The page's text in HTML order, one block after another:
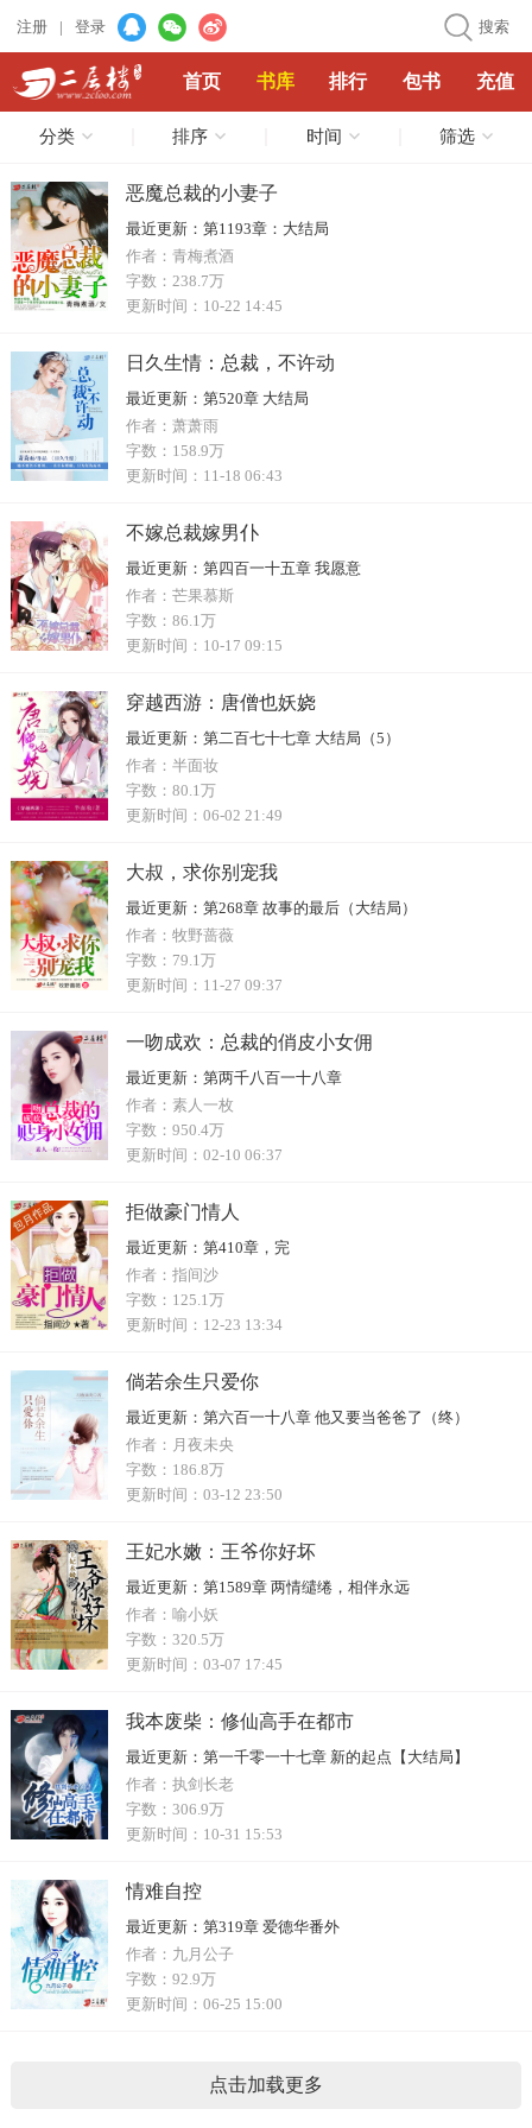
注册 | 登录 搜索
首页 书库 排行 包书 充值
分类 排序 时间 筛选
恶魔总裁的小妻子
最近更新： 第1193章：大结局
作者： 青梅煮酒
字数： 238.7万
更新时间： 10-22 14:45
日久生情：总裁，不许动
最近更新：
第520章 大结局
作者： 萧萧雨
字数： 158.9万
更新时间： 11-18 06:43
不嫁总裁嫁男仆
最近更新： 第四百一十五章 我愿意
作者： 芒果慕斯
字数： 86.1万
更新时间： 10-17 09:15
穿越西游：唐僧也妖娆
最近更新： 第二百七十七章 大结局（5）
作者： 半面妆
字数： 80.1万
更新时间： 06-02 21:49
大叔，求你别宠我
最近更新： 第268章 故事的最后（大结局）
作者： 牧野蔷薇
字数： 79.1万
更新时间： 11-27 09:37
一吻成欢：总裁的俏皮小女佣
最近更新： 第两千八百一十八章
作者： 素人一枚
字数： 950.4万
更新时间： 02-10 06:37
拒做豪门情人
最近更新： 第410章，完
作者： 指间沙
字数： 125.1万
更新时间： 12-23 13:34
倘若余生只爱你
最近更新： 第六百一十八章 他又要当爸爸了（终）
作者： 月夜未央
字数： 186.8万
更新时间： 03-12 23:50
王妃水嫩：王爷你好坏
最近更新： 第1589章 两情缱绻，相伴永远
作者： 喻小妖
字数： 320.5万
更新时间： 03-07 17:45
我本废柴：修仙高手在都市
最近更新： 第一千零一十七章 新的起点【大结局】
作者： 执剑长老
字数： 306.9万
更新时间： 10-31 15:53
情难自控
最近更新： 第319章 爱德华番外
作者： 九月公子
字数： 92.9万
更新时间： 06-25 15:00
点击加载更多